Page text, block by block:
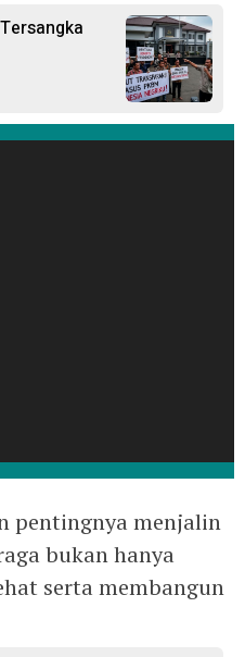
pentingnya menjalin
bukan hanya
serta membangun